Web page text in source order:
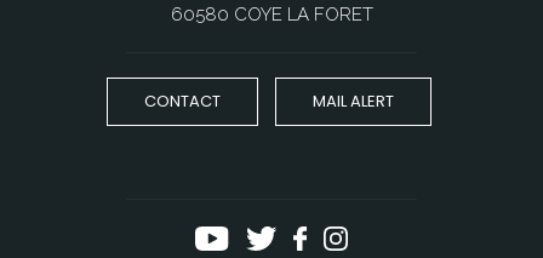
60580 COYE LA FORET
CONTACT MAIL ALERT